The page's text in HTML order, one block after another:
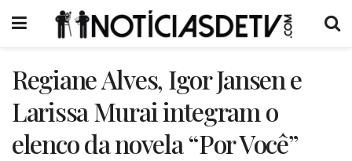
Regiane Alves, Igor Jansen e
Larissa Murai integram o
elenco da novela “Por Você”